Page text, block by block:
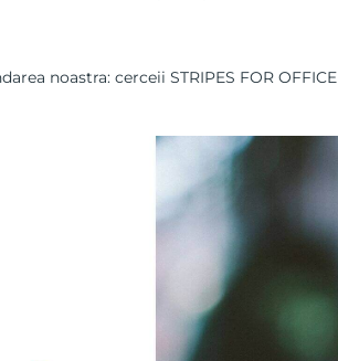
noastra: cerceii STRIPES FOR OFFICE